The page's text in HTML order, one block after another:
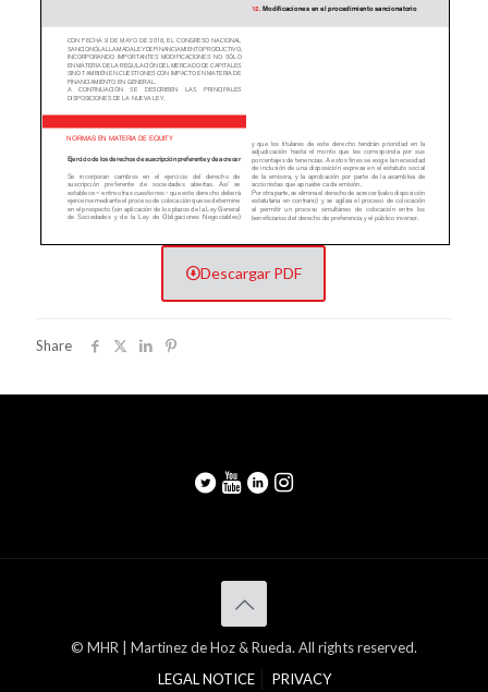
Descargar PDF
Share
© MHR | Martinez de Hoz & Rueda. All rights reserved.
LEGAL NOTICE
PRIVACY